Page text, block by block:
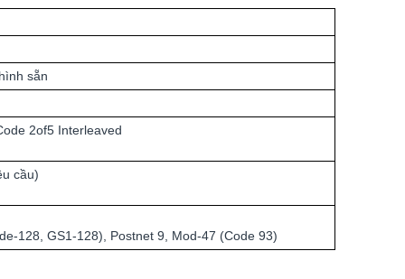
sẵn
2of5 Interleaved
cầu)
128, GS1-128), Postnet 9, Mod-47 (Code 93)